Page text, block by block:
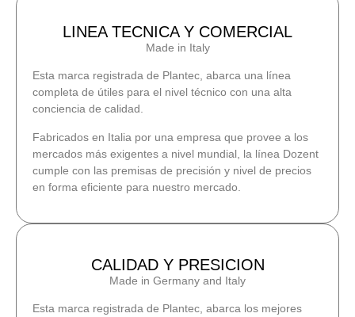
LINEA TECNICA Y COMERCIAL
Made in Italy
Esta marca registrada de Plantec, abarca una línea
completa de útiles para el nivel técnico con una alta
conciencia de calidad.
Fabricados en Italia por una empresa que provee a los
mercados más exigentes a nivel mundial, la línea Dozent
cumple con las premisas de precisión y nivel de precios
en forma eficiente para nuestro mercado.
CALIDAD Y PRESICION
Made in Germany and Italy
Esta marca registrada de Plantec, abarca los mejores